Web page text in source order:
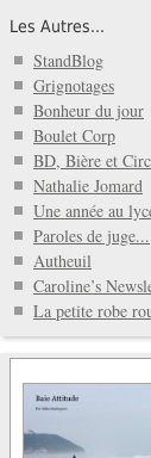
Les Autres...
StandBlog
Grignotages
Bonheur du jour
Boulet Corp
BD, Bière et
Nathalie Jomard
Une année au
Paroles de juge...
Autheuil
Caroline’s
La petite robe